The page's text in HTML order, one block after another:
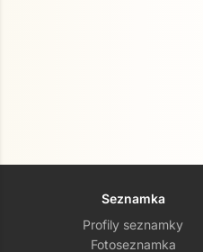
Seznamka
Profily seznamky
Fotoseznamka